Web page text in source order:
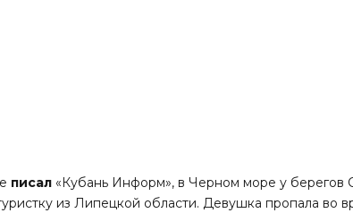
писал «Кубань Информ», в Черном море у берегов
из Липецкой области. Девушка пропала во